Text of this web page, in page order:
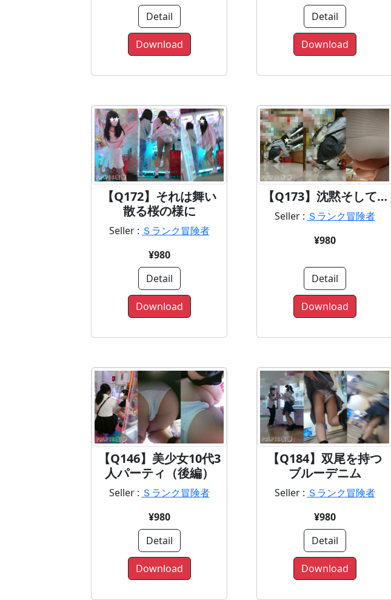
Detail
Download
Detail
Download
【Q172】それは舞い
散る桜の様に
Seller : Ｓランク冒険者
¥980
Detail
Download
【Q173】沈黙そして…
Seller : Ｓランク冒険者
¥980
Detail
Download
【Q146】美少女10代3
人パーティ（後編）
Seller : Ｓランク冒険者
¥980
Detail
Download
【Q184】双尾を持つ
ブルーデニム
Seller : Ｓランク冒険者
¥980
Detail
Download